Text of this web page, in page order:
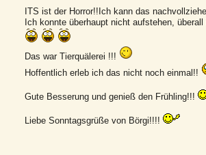
ITS ist der Horror!!Ich kann das
Ich konnte überhaupt nicht aufstehen,
Das war Tierquälerei !!!
Hoffentlich erleb ich das nicht noch einmal!!
Gute Besserung und genieß den Frühling!!!
Liebe Sonntagsgrüße von Börgi!!!!